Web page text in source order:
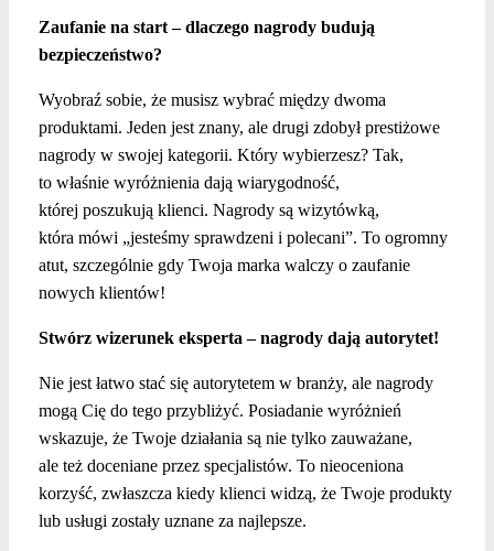
Zaufanie na start – dlaczego nagrody budują
bezpieczeństwo?
Wyobraź sobie, że musisz wybrać między dwoma
produktami. Jeden jest znany, ale drugi zdobył prestiżowe
nagrody w swojej kategorii. Który wybierzesz? Tak,
to właśnie wyróżnienia dają wiarygodność,
której poszukują klienci. Nagrody są wizytówką,
która mówi „jesteśmy sprawdzeni i polecani”. To ogromny
atut, szczególnie gdy Twoja marka walczy o zaufanie
nowych klientów!
Stwórz wizerunek eksperta – nagrody dają autorytet!
Nie jest łatwo stać się autorytetem w branży, ale nagrody
mogą Cię do tego przybliżyć. Posiadanie wyróżnień
wskazuje, że Twoje działania są nie tylko zauważane,
ale też doceniane przez specjalistów. To nieoceniona
korzyść, zwłaszcza kiedy klienci widzą, że Twoje produkty
lub usługi zostały uznane za najlepsze.